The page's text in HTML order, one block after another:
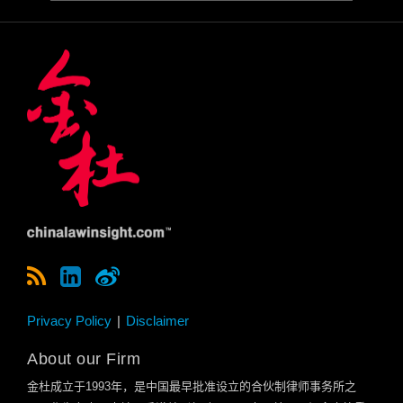
Privacy Policy Disclaimer
About our Firm
金杜成立于1993年，是中国最早批准设立的合伙制律师事务所之